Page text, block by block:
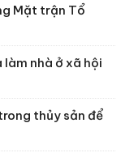
Mặt trận Tổ
nhà ở xã hội
thủy sản để